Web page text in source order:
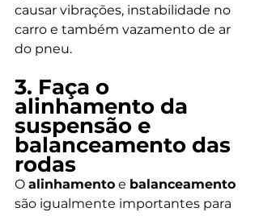
causar vibrações, instabilidade no
carro e também vazamento de ar
do pneu.
3. Faça o
alinhamento da
suspensão e
balanceamento das
rodas
O alinhamento e balanceamento
são igualmente importantes para